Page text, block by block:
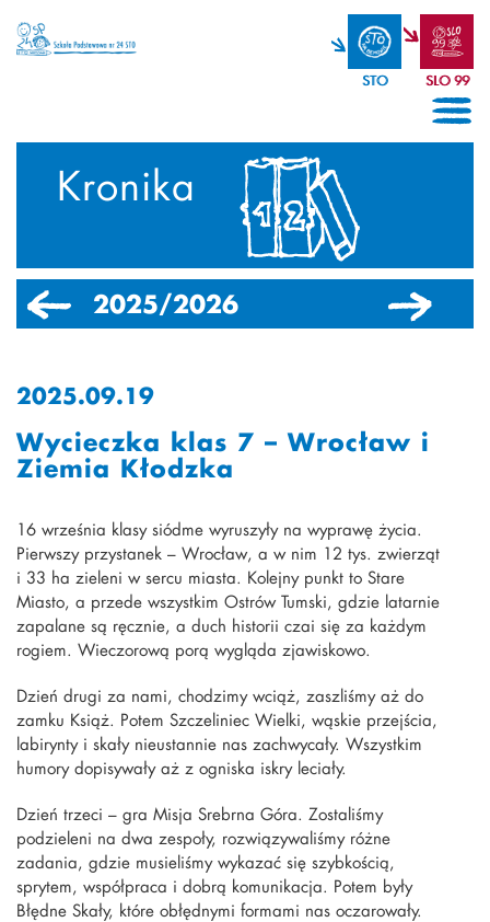
STO SLO 99
Kronika
2025/2026 2024/2025
2025.09.19
Wycieczka klas 7 – Wrocław i
Ziemia Kłodzka
16 września klasy siódme wyruszyły na wyprawę życia.
Pierwszy przystanek – Wrocław, a w nim 12 tys. zwierząt
i 33 ha zieleni w sercu miasta. Kolejny punkt to Stare
Miasto, a przede wszystkim Ostrów Tumski, gdzie latarnie
zapalane są ręcznie, a duch historii czai się za każdym
rogiem. Wieczorową porą wygląda zjawiskowo.
Dzień drugi za nami, chodzimy wciąż, zaszliśmy aż do
zamku Książ. Potem Szczeliniec Wielki, wąskie przejścia,
labirynty i skały nieustannie nas zachwycały. Wszystkim
humory dopisywały aż z ogniska iskry leciały.
Dzień trzeci – gra Misja Srebrna Góra. Zostaliśmy
podzieleni na dwa zespoły, rozwiązywaliśmy różne
zadania, gdzie musieliśmy wykazać się szybkością,
sprytem, współpraca i dobrą komunikacja. Potem były
Błędne Skały, które obłędnymi formami nas oczarowały.